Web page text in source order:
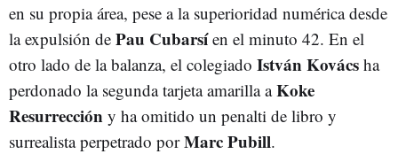
en su propia área, pese a la superioridad numérica desde
la expulsión de Pau Cubarsíen el minuto 42. En el
otro lado de la balanza, el colegiado István Kovács ha
perdonado la segunda tarjeta amarilla aKoke
Resurrección y ha omitido un penalti de libro y
surrealista perpetrado porMarc Pubill.